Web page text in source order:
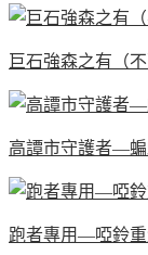
巨石強森之有（
高譚市守護者—
跑者專用—啞鈴